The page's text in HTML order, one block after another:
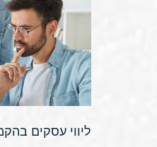
ליווי עסקים